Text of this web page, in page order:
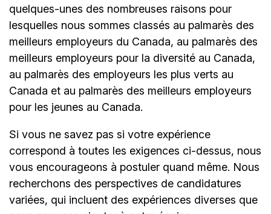
quelques-unes des nombreuses raisons pour
lesquelles nous sommes classés au palmarès des
meilleurs employeurs du Canada, au palmarès des
meilleurs employeurs pour la diversité au Canada,
au palmarès des employeurs les plus verts au
Canada et au palmarès des meilleurs employeurs
pour les jeunes au Canada.
Si vous ne savez pas si votre expérience
correspond à toutes les exigences ci-dessus, nous
vous encourageons à postuler quand même. Nous
recherchons des perspectives de candidatures
variées, qui incluent des expériences diverses que